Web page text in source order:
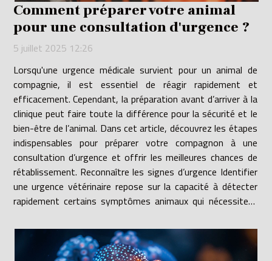
Comment préparer votre animal
pour une consultation d'urgence ?
5 juillet 2025 12:26
Lorsqu'une urgence médicale survient pour un animal de
compagnie, il est essentiel de réagir rapidement et
efficacement. Cependant, la préparation avant d’arriver à la
clinique peut faire toute la différence pour la sécurité et le
bien-être de l’animal. Dans cet article, découvrez les étapes
indispensables pour préparer votre compagnon à une
consultation d’urgence et offrir les meilleures chances de
rétablissement. Reconnaître les signes d’urgence Identifier
une urgence vétérinaire repose sur la capacité à détecter
rapidement certains symptômes animaux qui nécessitent